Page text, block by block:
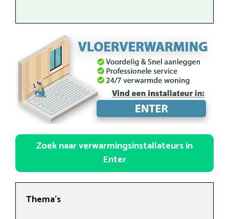
Zoek naar verwarmingsinstallateurs in
Enter
Thema’s